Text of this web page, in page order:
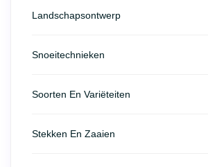
Landschapsontwerp
Snoeitechnieken
Soorten En Variëteiten
Stekken En Zaaien